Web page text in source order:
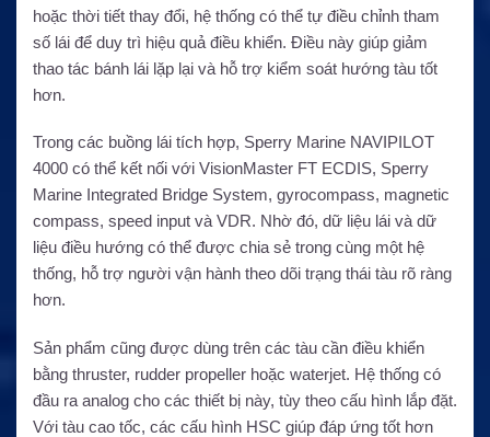
hoặc thời tiết thay đổi, hệ thống có thể tự điều chỉnh tham
số lái để duy trì hiệu quả điều khiển. Điều này giúp giảm
thao tác bánh lái lặp lại và hỗ trợ kiểm soát hướng tàu tốt
hơn.
Trong các buồng lái tích hợp, Sperry Marine NAVIPILOT
4000 có thể kết nối với VisionMaster FT ECDIS, Sperry
Marine Integrated Bridge System, gyrocompass, magnetic
compass, speed input và VDR. Nhờ đó, dữ liệu lái và dữ
liệu điều hướng có thể được chia sẻ trong cùng một hệ
thống, hỗ trợ người vận hành theo dõi trạng thái tàu rõ ràng
hơn.
Sản phẩm cũng được dùng trên các tàu cần điều khiển
bằng thruster, rudder propeller hoặc waterjet. Hệ thống có
đầu ra analog cho các thiết bị này, tùy theo cấu hình lắp đặt.
Với tàu cao tốc, các cấu hình HSC giúp đáp ứng tốt hơn